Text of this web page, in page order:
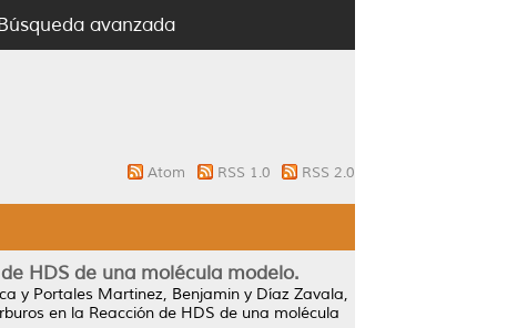
avanzada
Atom RSS 1.0 RSS 2.0
HDS de una molécula modelo.
y Portales Martinez, Benjamin y Díaz Zavala,
en la Reacción de HDS de una molécula